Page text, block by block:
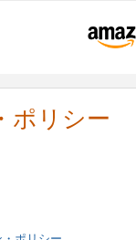
ポリシー